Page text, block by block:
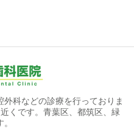
科などの診療を行っておりま
くです。青葉区、都筑区、緑